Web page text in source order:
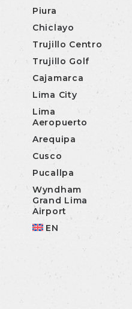
Piura
Chiclayo
Trujillo Centro
Trujillo Golf
Cajamarca
Lima City
Lima
Aeropuerto
Arequipa
Cusco
Pucallpa
Wyndham
Grand Lima
Airport
EN